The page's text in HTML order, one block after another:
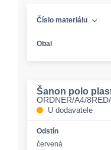
Číslo materiálu
Obal
Šanon polo
ORDNER/A4/
U dodavatele
Odstín
červená